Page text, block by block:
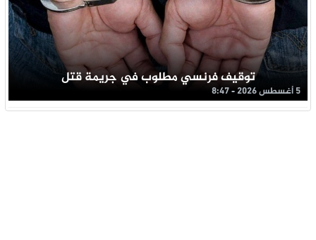
توقيف فرنسي مطلوب في جريمة قتل
5 أغسطس 2026 - 8:47